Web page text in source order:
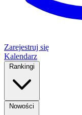
Zarejestruj się
Kalendarz
Rankingi
Nowości